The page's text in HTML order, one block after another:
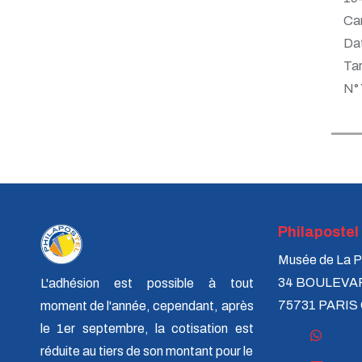
L'adhésion est possible à tout
moment de l'année, cependant, après
le 1er septembre, la cotisation est
réduite au tiers de son montant pour le
Philapostel
Musée de La
34
75731 PARIS